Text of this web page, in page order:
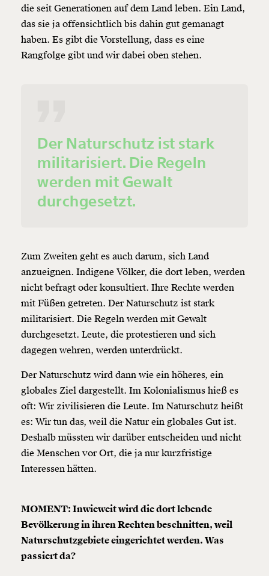
die seit Generationen auf dem Land leben. Ein Land,
das sie ja offensichtlich bis dahin gut gemanagt
haben. Es gibt die Vorstellung, dass es eine
Rangfolge gibt und wir dabei oben stehen.
Der Naturschutz ist stark
militarisiert. Die Regeln
werden mit Gewalt
durchgesetzt.
Zum Zweiten geht es auch darum, sich Land
anzueignen. Indigene Völker, die dort leben, werden
nicht befragt oder konsultiert. Ihre Rechte werden
mit Füßen getreten. Der Naturschutz ist stark
militarisiert. Die Regeln werden mit Gewalt
durchgesetzt. Leute, die protestieren und sich
dagegen wehren, werden unterdrückt.
Der Naturschutz wird dann wie ein höheres, ein
globales Ziel dargestellt. Im Kolonialismus hieß es
oft: Wir zivilisieren die Leute. Im Naturschutz heißt
es: Wir tun das, weil die Natur ein globales Gut ist.
Deshalb müssten wir darüber entscheiden und nicht
die Menschen vor Ort, die ja nur kurzfristige
Interessen hätten.
MOMENT: Inwieweit wird die dort lebende
Bevölkerung in ihren Rechten beschnitten, weil
Naturschutzgebiete eingerichtet werden. Was
passiert da?